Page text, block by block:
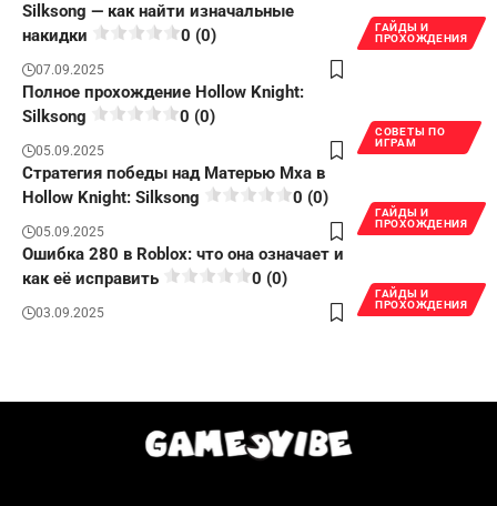
ГАЙДЫ И
ПРОХОЖДЕНИЯ
Silksong — как найти изначальные
накидки
0 (0)
07.09.2025
СОВЕТЫ ПО
ИГРАМ
Полное прохождение Hollow Knight:
Silksong
0 (0)
05.09.2025
ГАЙДЫ И
ПРОХОЖДЕНИЯ
Стратегия победы над Матерью Мха в
Hollow Knight: Silksong
0 (0)
05.09.2025
ГАЙДЫ И
ПРОХОЖДЕНИЯ
Ошибка 280 в Roblox: что она означает и
как её исправить
0 (0)
03.09.2025